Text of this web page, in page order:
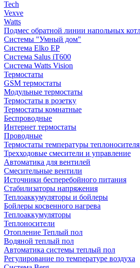
Tech
Vexve
Watts
Подмес обратной линии напольных
Системы "Умный дом"
Система Elko EP
Система Salus iT600
Система Watts Vision
Термостаты
GSM термостаты
Модульные термостаты
Термостаты в розетку
Термостаты комнатные
Беспроводные
Интернет термостаты
Проводные
Термостаты температуры
Трехходовые смесители и управление
Автоматика для вентилей
Смесительные вентили
Источники бесперебойного питания
Стабилизаторы напряжения
Теплоаккумуляторы и бойлеры
Бойлеры косвенного нагрева
Теплоаккумуляторы
Теплоносители
Отопление Теплый пол
Водяной теплый пол
Автоматика системы теплый пол
Регулирование по температуре воздуха